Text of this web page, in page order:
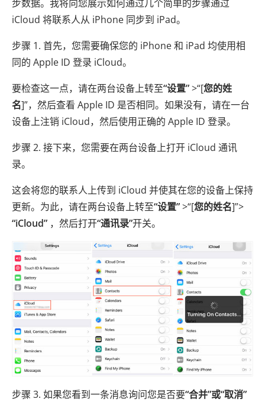
步数据。我将向您展示如何通过几个简单的步骤通过
iCloud 将联系人从 iPhone 同步到 iPad。
步骤 1. 首先，您需要确保您的 iPhone 和 iPad 均使用相
同的 Apple ID 登录 iCloud。
要检查这一点，请在两台设备上转至“设置”>“[您的姓
名]”，然后查看 Apple ID 是否相同。如果没有，请在一台
设备上注销 iCloud，然后使用正确的 Apple ID 登录。
步骤 2. 接下来，您需要在两台设备上打开 iCloud 通讯
录。
这会将您的联系人上传到 iCloud 并使其在您的设备上保持
更新。为此，请在两台设备上转至“设置”>“[您的姓名]”>
“iCloud” ，然后打开“通讯录”开关。
步骤 3. 如果您看到一条消息询问您是否要“合并”或“取消”